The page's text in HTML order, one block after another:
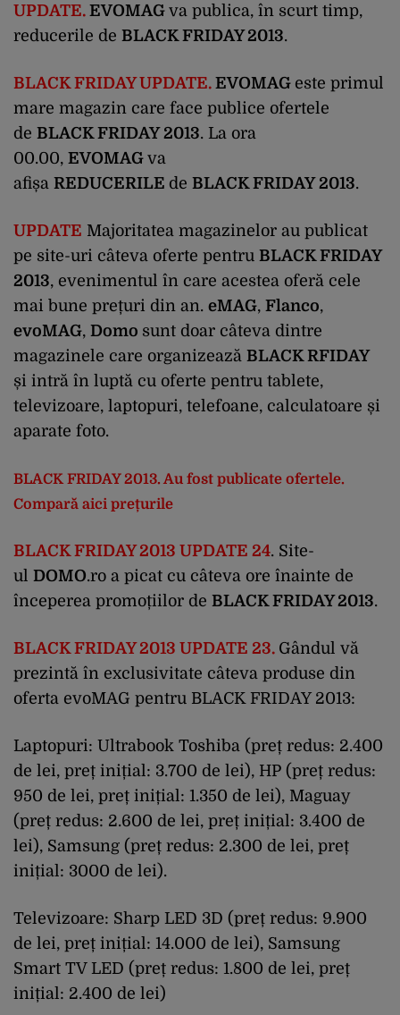
UPDATE. EVOMAG va publica, în scurt timp,
reducerile de BLACK FRIDAY 2013.
BLACK FRIDAY UPDATE. EVOMAG este primul
mare magazin care face publice ofertele
de BLACK FRIDAY 2013. La ora
00.00, EVOMAG va
afișa REDUCERILE de BLACK FRIDAY 2013.
UPDATE Majoritatea magazinelor au publicat
pe site-uri câteva oferte pentru BLACK FRIDAY
2013, evenimentul în care acestea oferă cele
mai bune prețuri din an. eMAG, Flanco,
evoMAG, Domo sunt doar câteva dintre
magazinele care organizează BLACK RFIDAY
și intră în luptă cu oferte pentru tablete,
televizoare, laptopuri, telefoane, calculatoare și
aparate foto.
BLACK FRIDAY 2013. Au fost publicate ofertele.
Compară aici prețurile
BLACK FRIDAY 2013 UPDATE 24. Site-
ul DOMO.ro a picat cu câteva ore înainte de
începerea promoțiilor de BLACK FRIDAY 2013.
BLACK FRIDAY 2013 UPDATE 23. Gândul vă
prezintă în exclusivitate câteva produse din
oferta evoMAG pentru BLACK FRIDAY 2013:
Laptopuri: Ultrabook Toshiba (preț redus: 2.400
de lei, preț inițial: 3.700 de lei), HP (preț redus:
950 de lei, preț inițial: 1.350 de lei), Maguay
(preț redus: 2.600 de lei, preț inițial: 3.400 de
lei), Samsung (preț redus: 2.300 de lei, preț
inițial: 3000 de lei).
Televizoare: Sharp LED 3D (preț redus: 9.900
de lei, preț inițial: 14.000 de lei), Samsung
Smart TV LED (preț redus: 1.800 de lei, preț
inițial: 2.400 de lei)